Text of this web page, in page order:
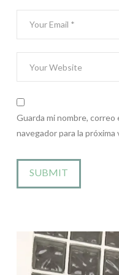
Guarda mi nombre,
navegador para la